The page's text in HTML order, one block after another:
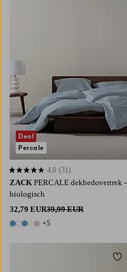
ZACK PERCALE dekbedovertrek -
biologisch
32,79 EUR39,99 EUR
10 kleuren
+5
4,0 op basis van 31 beoordelingen
4,0 (31)
Deal
Percale